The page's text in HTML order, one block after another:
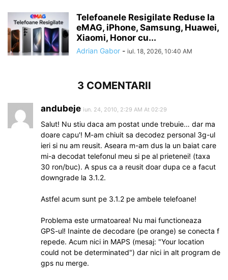
Telefoanele Resigilate Reduse la
eMAG, iPhone, Samsung, Huawei,
Xiaomi, Honor cu...
Adrian Gabor - iul. 18, 2026, 10:40 AM
3 COMENTARII
andubeje iun. 24, 2010, 2:29 AM At 02:29
Salut! Nu stiu daca am postat unde trebuie… dar ma
doare capu'! M-am chiuit sa decodez personal 3g-ul
ieri si nu am reusit. Aseara m-am dus la un baiat care
mi-a decodat telefonul meu si pe al prietenei! (taxa
30 ron/buc). A spus ca a reusit doar dupa ce a facut
downgrade la 3.1.2.
Astfel acum sunt pe 3.1.2 pe ambele telefoane!
Problema este urmatoarea! Nu mai functioneaza
GPS-ul! Inainte de decodare (pe orange) se conecta f
repede. Acum nici in MAPS (mesaj: "Your location
could not be determinated") dar nici in alt program de
gps nu merge.